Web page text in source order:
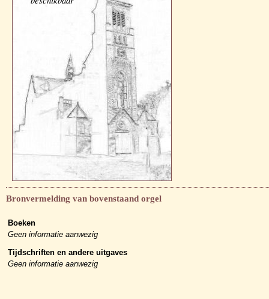
Bronvermelding van bovenstaand orgel
Boeken
Geen informatie aanwezig
Tijdschriften en andere uitgaves
Geen informatie aanwezig